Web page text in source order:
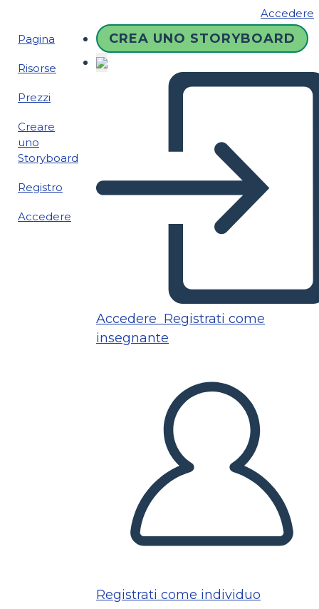
Accedere
Pagina
Risorse
Prezzi
Creare
uno
Storyboard
Registro
Accedere
CREA UNO STORYBOARD
Accedere Registrati come
insegnante
Registrati come individuo